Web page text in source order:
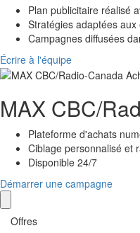
Plan publicitaire réalisé
Stratégies adaptées
Campagnes diffusées
Écrire à l'équipe
MAX CBC/
Plateforme d'achats
Ciblage personnalisé et
Disponible 24/7
Démarrer une campagne
Offres